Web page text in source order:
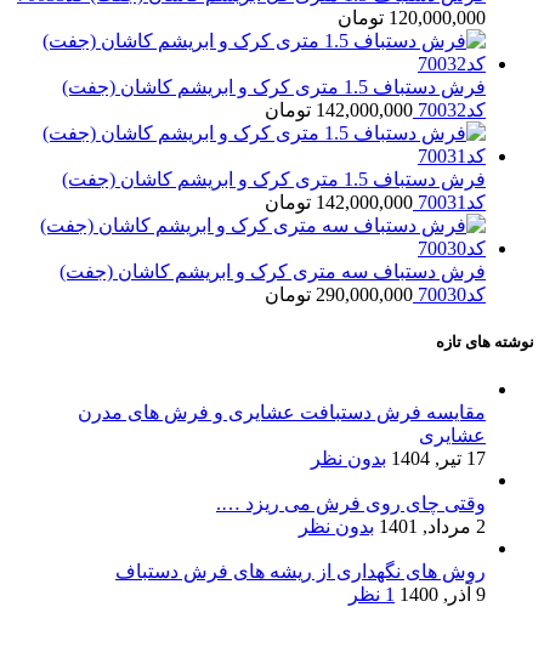
120,000,000 تومان
فرش دستباف 1.5 متری کرک و ابریشم کاشان (جفت)
کد70032
142,000,000 تومان
فرش دستباف 1.5 متری کرک و ابریشم کاشان (جفت)
کد70031
142,000,000 تومان
فرش دستباف سه متری کرک و ابریشم کاشان (جفت)
کد70030
290,000,000 تومان
نوشته های تازه
مقایسه فرش دستبافت عشایری و فرش های مدرن
عشایری
17 تیر, 1404
بدون نظر
وقتی چای روی فرش می ریزد ….
2 مرداد, 1401
بدون نظر
روش های نگهداری از ریشه های فرش دستباف
9 آذر, 1400
1 نظر